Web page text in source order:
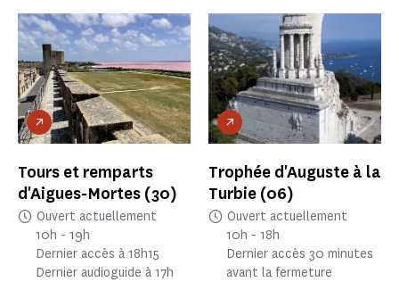
Tours et remparts
d'Aigues-Mortes (30)
Ouvert actuellement
10h - 19h
Dernier accès à 18h15
Dernier audioguide à 17h
Trophée d'Auguste à la
Turbie (06)
Ouvert actuellement
10h - 18h
Dernier accès 30 minutes
avant la fermeture